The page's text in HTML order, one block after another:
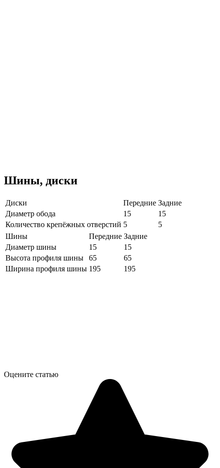
Шины, диски
Диски Передние Задние
Диаметр обода
15
15
Количество крепёжных отверстий 5
5
Шины
Передние Задние
Диаметр шины
15
15
Высота профиля шины
65
65
Ширина профиля шины 195 195
Оцените статью